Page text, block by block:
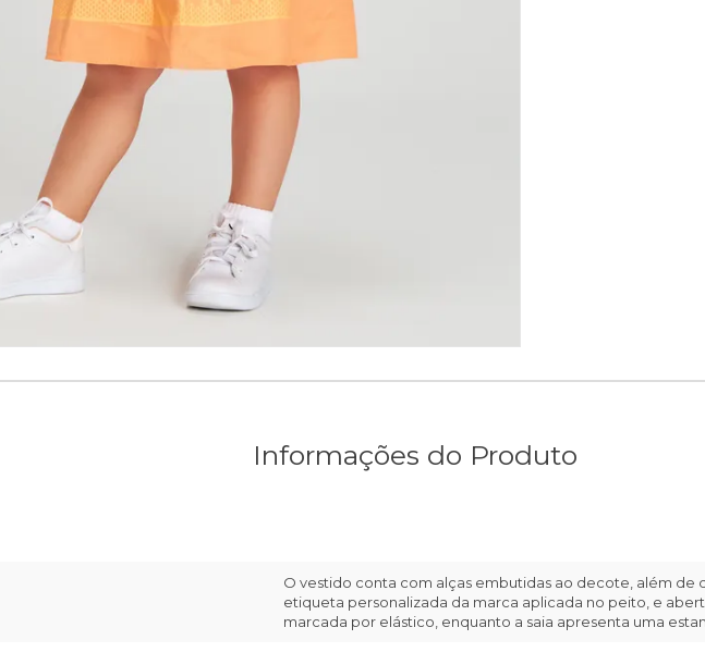
Informações do Produto
O vestido conta com alças embutidas ao decote, além de
etiqueta personalizada da marca aplicada no peito, e
marcada por elástico, enquanto a saia apresenta uma